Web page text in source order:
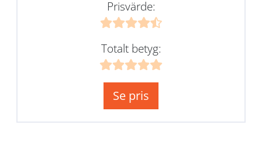
Prisvärde:
Totalt betyg:
Se pris